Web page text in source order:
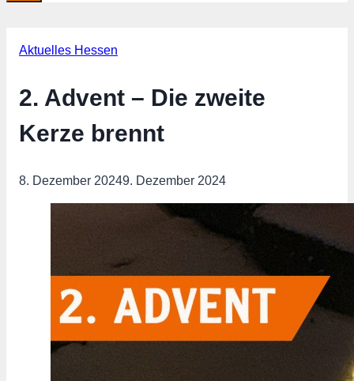
Aktuelles Hessen
2. Advent – Die zweite
Kerze brennt
8. Dezember 20249. Dezember 2024